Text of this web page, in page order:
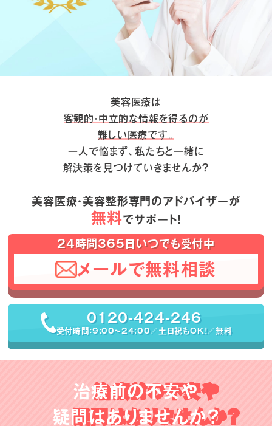
美容医療は
客観的・中立的な情報を得るのが
難しい医療です。
一人で悩まず、私たちと一緒に
解決策を見つけていきませんか？
美容医療・美容整形専門のアドバイザーが
無料でサポート！
24時間365日いつでも受付中
メールで無料相談
0120-424-246
受付時間：9:00〜24:00／土日祝もOK！／無料
治療前の不安や
疑問はありませんか？